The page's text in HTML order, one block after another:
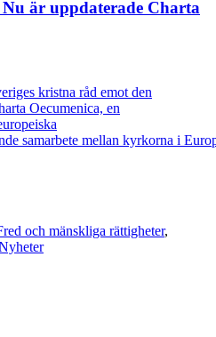
är uppdaterade Charta
kristna råd emot den
Oecumenica, en
samarbete mellan kyrkorna i
och mänskliga rättigheter,